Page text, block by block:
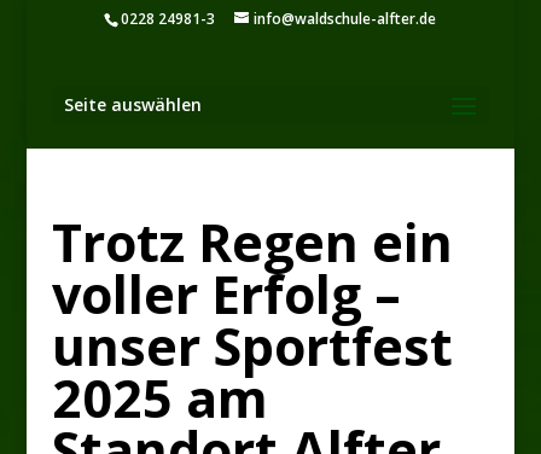
0228 24981-3 info@waldschule-alfter.de
Seite auswählen
Trotz Regen ein
voller Erfolg –
unser Sportfest
2025 am